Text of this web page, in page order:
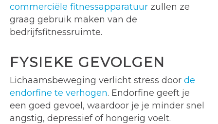
commerciële fitnessapparatuur zullen ze
graag gebruik maken van de
bedrijfsfitnessruimte.
FYSIEKE GEVOLGEN
Lichaamsbeweging verlicht stress door de
endorfine te verhogen. Endorfine geeft je
een goed gevoel, waardoor je je minder snel
angstig, depressief of hongerig voelt.